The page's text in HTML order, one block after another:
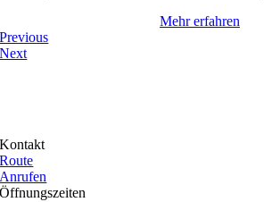
Mehr erfahren
Previous
Next
Kontakt
Route
Anrufen
Öffnungszeiten